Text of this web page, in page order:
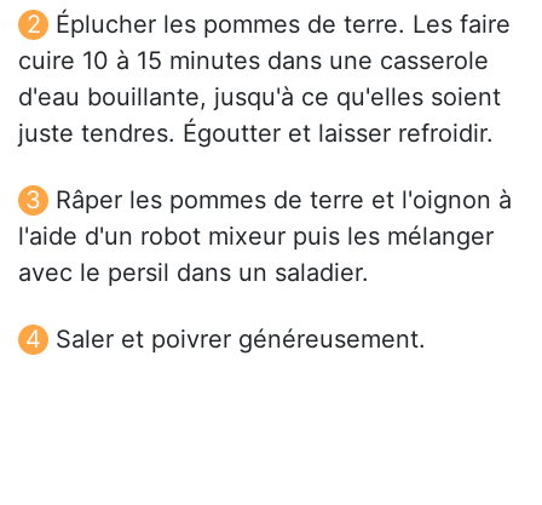
Éplucher les pommes de terre. Les faire
cuire 10 à 15 minutes dans une casserole
d'eau bouillante, jusqu'à ce qu'elles soient
juste tendres. Égoutter et laisser refroidir.
Râper les pommes de terre et l'oignon à
l'aide d'un robot mixeur puis les mélanger
avec le persil dans un saladier.
Saler et poivrer généreusement.